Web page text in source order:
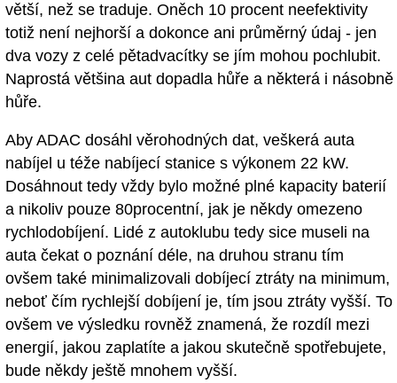
větší, než se traduje. Oněch 10 procent neefektivity
totiž není nejhorší a dokonce ani průměrný údaj - jen
dva vozy z celé pětadvacítky se jím mohou pochlubit.
Naprostá většina aut dopadla hůře a některá i násobně
hůře.
Aby ADAC dosáhl věrohodných dat, veškerá auta
nabíjel u téže nabíjecí stanice s výkonem 22 kW.
Dosáhnout tedy vždy bylo možné plné kapacity baterií
a nikoliv pouze 80procentní, jak je někdy omezeno
rychlodobíjení. Lidé z autoklubu tedy sice museli na
auta čekat o poznání déle, na druhou stranu tím
ovšem také minimalizovali dobíjecí ztráty na minimum,
neboť čím rychlejší dobíjení je, tím jsou ztráty vyšší. To
ovšem ve výsledku rovněž znamená, že rozdíl mezi
energií, jakou zaplatíte a jakou skutečně spotřebujete,
bude někdy ještě mnohem vyšší.